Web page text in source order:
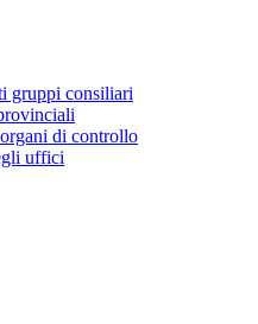
gruppi consiliari
di controllo
uffici